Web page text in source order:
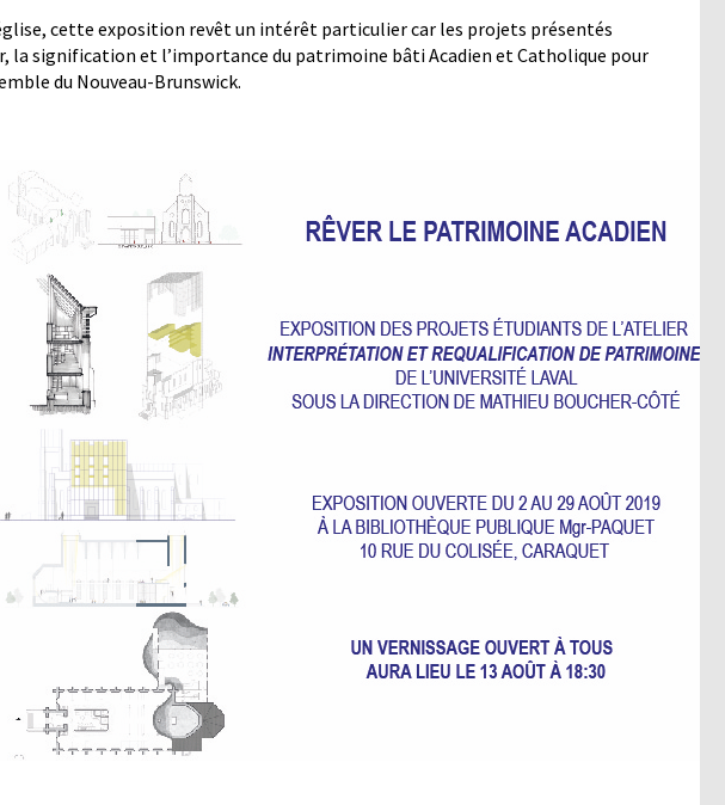
cette exposition revêt un intérêt particulier car les projets présentés
la signification et l’importance du patrimoine bâti Acadien et Catholique pour
du Nouveau-Brunswick.